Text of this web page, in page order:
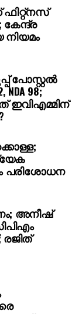
ഹൈലൈറ്റ്.
ബാബു
60,000-
വരവേറ്റു.
ഒരുക്കുന്നത്.
കേന്ദ്ര
നിയമം
പോസ്റ്റൽ
98;
അനീഷ്